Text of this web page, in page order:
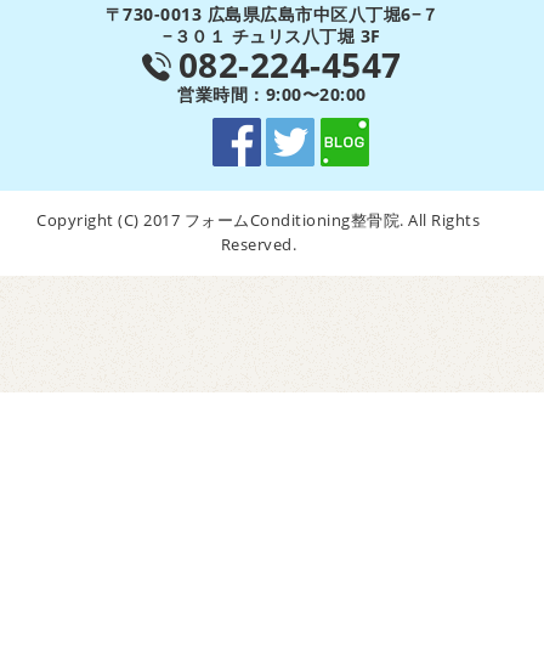
〒730-0013 広島県広島市中区八丁堀6−７
−３０１ チュリス八丁堀 3F
082-224-4547
営業時間：9:00〜20:00
Copyright (C) 2017 フォームConditioning整骨院. All Rights
Reserved.